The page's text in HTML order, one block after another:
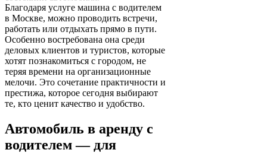
Благодаря услуге машина с водителем
в Москве, можно проводить встречи,
работать или отдыхать прямо в пути.
Особенно востребована она среди
деловых клиентов и туристов, которые
хотят познакомиться с городом, не
теряя времени на организационные
мелочи. Это сочетание практичности и
престижа, которое сегодня выбирают
те, кто ценит качество и удобство.
Автомобиль в аренду с
водителем — для